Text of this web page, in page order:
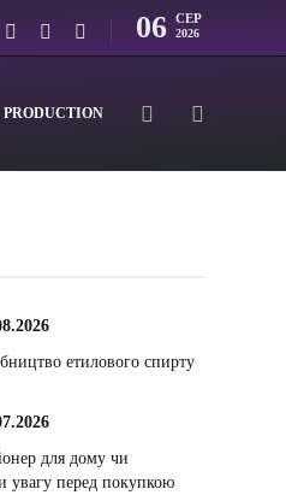
06 СЕР
2026
PRODUCTION
етилового спирту
для дому чи
увагу перед покупкою